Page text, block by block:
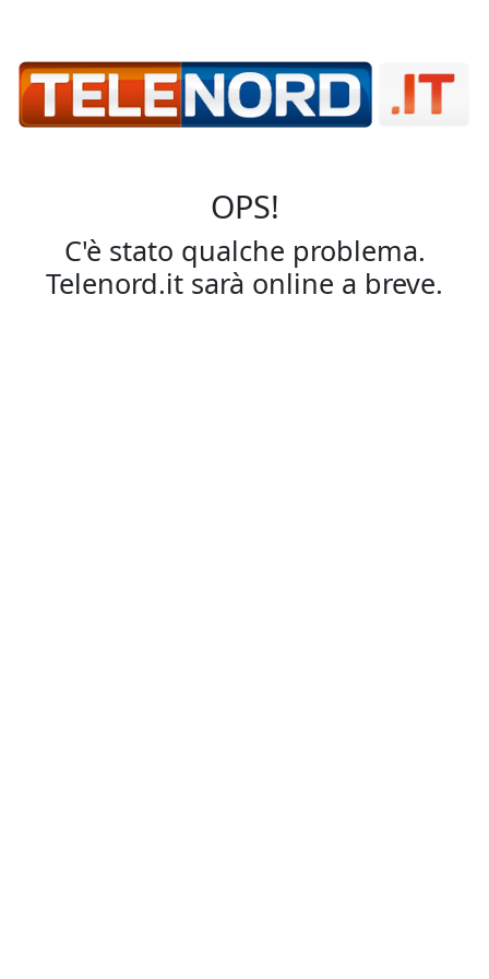
OPS!
C'è stato qualche problema.
Telenord.it sarà online a breve.